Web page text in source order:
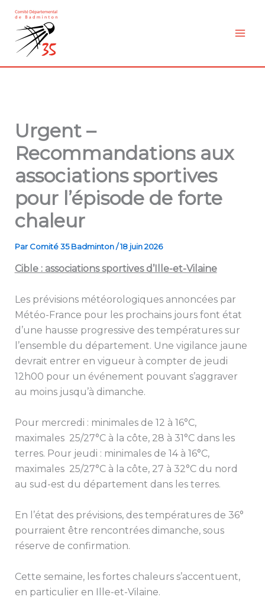
contenu
Urgent –
Recommandations aux
associations sportives
pour l’épisode de forte
chaleur
Par Comité 35 Badminton/18 juin 2026
Cible : associations sportives d’Ille-et-Vilaine
Les prévisions météorologiques annoncées par
Météo-France pour les prochains jours font état
d’une hausse progressive des températures sur
l’ensemble du département. Une vigilance jaune
devrait entrer en vigueur à compter de jeudi
12h00 pour un événement pouvant s’aggraver
au moins jusqu’à dimanche.
Pour mercredi : minimales de 12 à 16°C,
maximales 25/27°C à la côte, 28 à 31°C dans les
terres. Pour jeudi : minimales de 14 à 16°C,
maximales 25/27°C à la côte, 27 à 32°C du nord
au sud-est du département dans les terres.
En l’état des prévisions, des températures de 36°
pourraient être rencontrées dimanche, sous
réserve de confirmation.
Cette semaine, les fortes chaleurs s’accentuent,
en particulier en Ille-et-Vilaine.